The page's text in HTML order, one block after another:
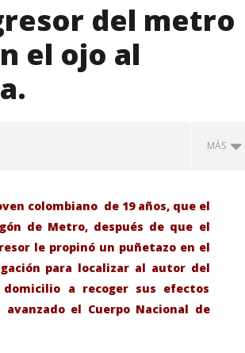
del metro
el ojo al
MÁS
colombiano de 19 años, que el
de Metro, después de que el
le propinó un puñetazo en el
para localizar al autor del
a recoger sus efectos
avanzado el Cuerpo Nacional de